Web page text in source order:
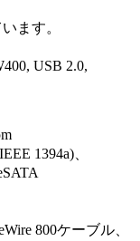
ます。
USB 2.0,
1394a)、
800ケーブル、